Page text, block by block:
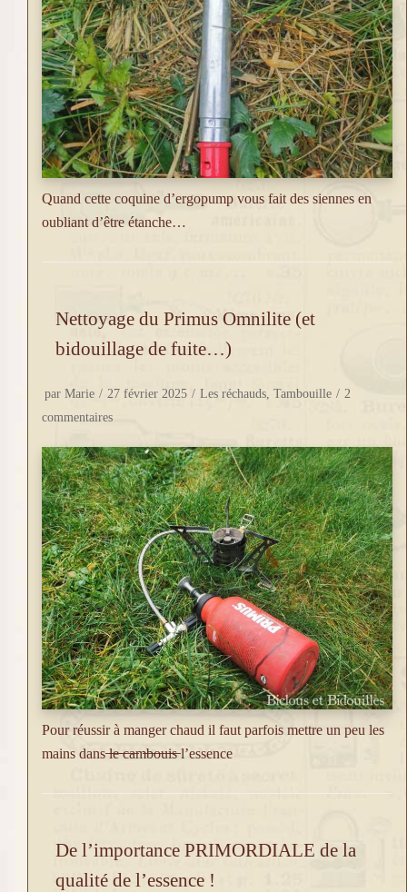
Quand cette coquine d’ergopump vous fait des siennes en
oubliant d’être étanche…
Nettoyage du Primus Omnilite (et
bidouillage de fuite…)
par Marie 27 février 2025 Les réchauds Tambouille
2
commentaires
Pour réussir à manger chaud il faut parfois mettre un peu les
mains dans ̶l̶e̶ ̶c̶a̶m̶b̶o̶u̶i̶s̶ l’essence
De l’importance PRIMORDIALE de la
qualité de l’essence !